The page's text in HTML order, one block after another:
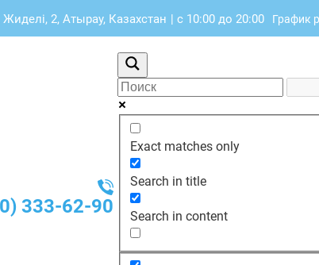
Жиделі, 2, Атырау, Казахстан | с 10:00 до 20:00 График
333-62-90
Exact matches only
Search in title
Search in content